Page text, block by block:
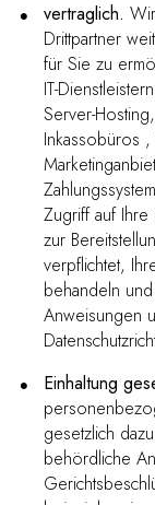
vertraglich.
Drittpartner
für Sie zu
IT-
Server-
Inkassobüros
Zugriff auf
zur
verpflichtet,
behandeln
Anweisungen
Einhaltung
gesetzlich
behördliche